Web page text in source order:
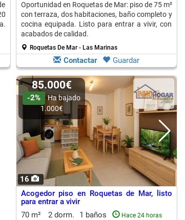
Oportunidad en Roquetas de Mar: piso de 75 m²
con terraza, dos habitaciones, baño completo y
cocina equipada. Listo para entrar a vivir, con
acabados de calidad.
Roquetas De Mar - Las Marinas
Contactar Guardar
16
85.000€
-2%
Ha bajado
1.000€
Acogedor piso en Roquetas de Mar, listo
para entrar a vivir
70 m²
2 dorm. 1 baños Hace 24 horas